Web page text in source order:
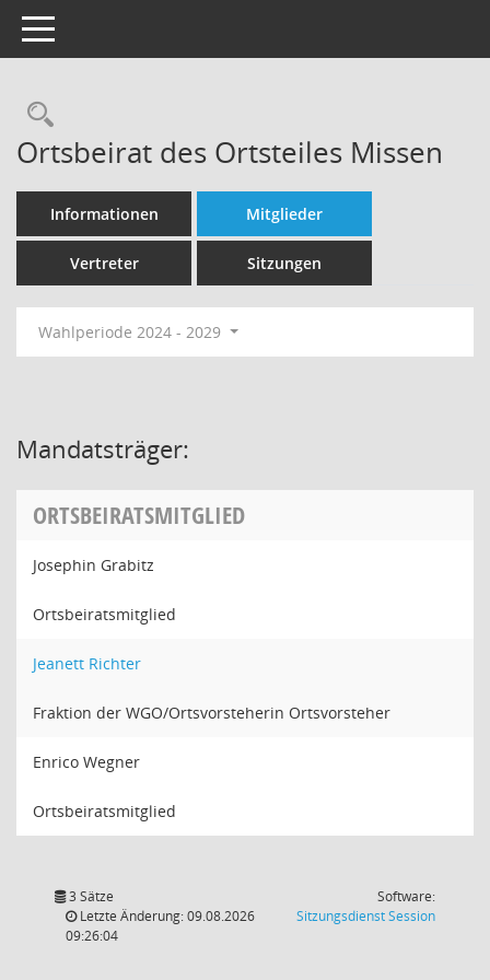
Toggle navigation
Rechercheauswahl
Ortsbeirat des Ortsteiles Missen
Informationen Mitglieder
Vertreter Sitzungen
Wahlperiode 2024 - 2029
Mandatsträger:
ORTSBEIRATSMITGLIED
Josephin Grabitz
Ortsbeiratsmitglied
Jeanett Richter
Fraktion der WGO/Ortsvorsteherin Ortsvorsteher
Enrico Wegner
Ortsbeiratsmitglied
3 Sätze
Letzte Änderung: 09.08.2026
09:26:04
Software:
SitzungsdienstSession(Wird in